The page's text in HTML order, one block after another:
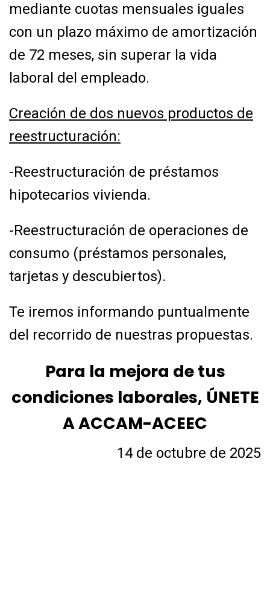
mediante cuotas mensuales iguales
con un plazo máximo de amortización
de 72 meses, sin superar la vida
laboral del empleado.
Creación de dos nuevos productos de
reestructuración:
-Reestructuración de préstamos
hipotecarios vivienda.
-Reestructuración de operaciones de
consumo (préstamos personales,
tarjetas y descubiertos).
Te iremos informando puntualmente
del recorrido de nuestras propuestas.
Para la mejora de tus
condiciones laborales, ÚNETE
A ACCAM-ACEEC
14 de octubre de 2025